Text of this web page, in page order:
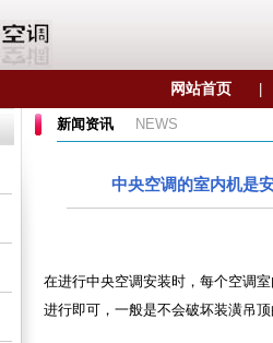
网站首页
新闻资讯 NEWS
中央空调的室内机是
在进行中央空调安装时，每个空调
进行即可，一般是不会破坏装潢吊